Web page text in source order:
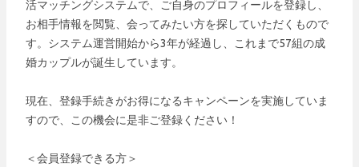
活マッチングシステムで、ご自身のプロフィールを登録し、
お相手情報を閲覧、会ってみたい方を探していただくもので
す。システム運営開始から3年が経過し、これまで57組の成
婚カップルが誕生しています。
現在、登録手続きがお得になるキャンペーンを実施していま
すので、この機会に是非ご登録ください！
＜会員登録できる方＞